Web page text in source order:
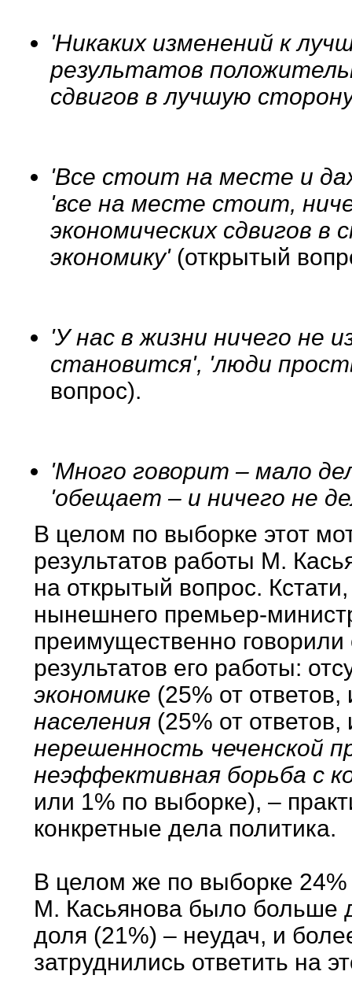
'Никаких изменений к
результатов
сдвигов в лучшую
'Все стоит на месте и
'все на месте стоит,
экономических сдвигов
экономику' (открытый
'У нас в жизни ничего не
становится', 'люди
вопрос).
'Много говорит – мало
'обещает – и ничего не
В целом по выборке этот
результатов работы М.
на открытый вопрос.
нынешнего премьер-
преимущественно
результатов его работы:
экономике (25% от
населения (25% от
нерешенность чеченской
неэффективная борьба с
или 1% по выборке), –
конкретные дела политика.
В целом же по выборке
М. Касьянова было больше
доля (21%) – неудач, и
затруднились ответить на